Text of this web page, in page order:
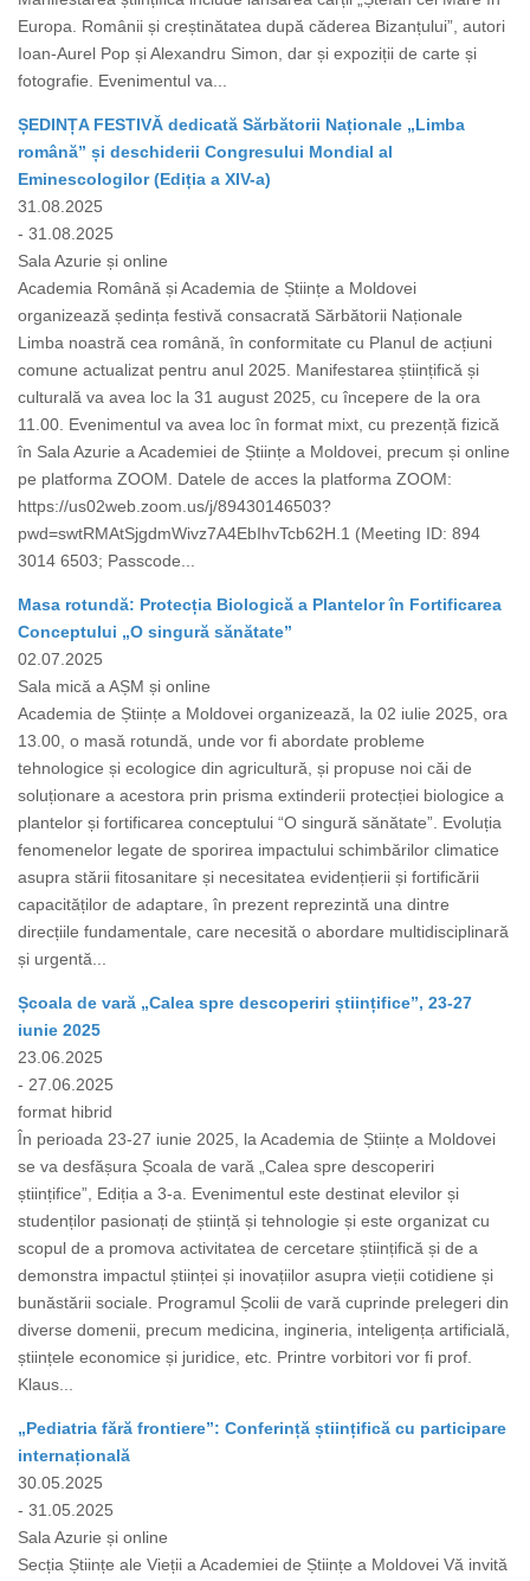
Europa. Românii și creștinătatea după căderea Bizanțului”, autori
Ioan-Aurel Pop și Alexandru Simon, dar și expoziții de carte și
fotografie. Evenimentul va...
ȘEDINȚA FESTIVĂ dedicată Sărbătorii Naționale „Limba
română” și deschiderii Congresului Mondial al
Eminescologilor (Ediția a XIV-a)
31.08.2025
- 31.08.2025
Sala Azurie și online
Academia Română și Academia de Științe a Moldovei
organizează ședința festivă consacrată Sărbătorii Naționale
Limba noastră cea română, în conformitate cu Planul de acțiuni
comune actualizat pentru anul 2025. Manifestarea științifică și
culturală va avea loc la 31 august 2025, cu începere de la ora
11.00. Evenimentul va avea loc în format mixt, cu prezență fizică
în Sala Azurie a Academiei de Științe a Moldovei, precum și online
pe platforma ZOOM. Datele de acces la platforma ZOOM:
https://us02web.zoom.us/j/89430146503?
pwd=swtRMAtSjgdmWivz7A4EbIhvTcb62H.1 (Meeting ID: 894
3014 6503; Passcode...
Masa rotundă: Protecția Biologică a Plantelor în Fortificarea
Conceptului „O singură sănătate”
02.07.2025
Sala mică a AȘM și online
Academia de Științe a Moldovei organizează, la 02 iulie 2025, ora
13.00, o masă rotundă, unde vor fi abordate probleme
tehnologice și ecologice din agricultură, și propuse noi căi de
soluționare a acestora prin prisma extinderii protecției biologice a
plantelor și fortificarea conceptului “O singură sănătate”. Evoluția
fenomenelor legate de sporirea impactului schimbărilor climatice
asupra stării fitosanitare și necesitatea evidențierii și fortificării
capacităților de adaptare, în prezent reprezintă una dintre
direcțiile fundamentale, care necesită o abordare multidisciplinară
și urgentă...
Școala de vară „Calea spre descoperiri științifice”, 23-27
iunie 2025
23.06.2025
- 27.06.2025
format hibrid
În perioada 23-27 iunie 2025, la Academia de Științe a Moldovei
se va desfășura Școala de vară „Calea spre descoperiri
științifice”, Ediția a 3-a. Evenimentul este destinat elevilor și
studenților pasionați de știință și tehnologie și este organizat cu
scopul de a promova activitatea de cercetare științifică și de a
demonstra impactul științei și inovațiilor asupra vieții cotidiene și
bunăstării sociale. Programul Școlii de vară cuprinde prelegeri din
diverse domenii, precum medicina, ingineria, inteligența artificială,
științele economice și juridice, etc. Printre vorbitori vor fi prof.
Klaus...
„Pediatria fără frontiere”: Conferință științifică cu participare
internațională
30.05.2025
- 31.05.2025
Sala Azurie și online
Secția Științe ale Vieții a Academiei de Științe a Moldovei Vă invită